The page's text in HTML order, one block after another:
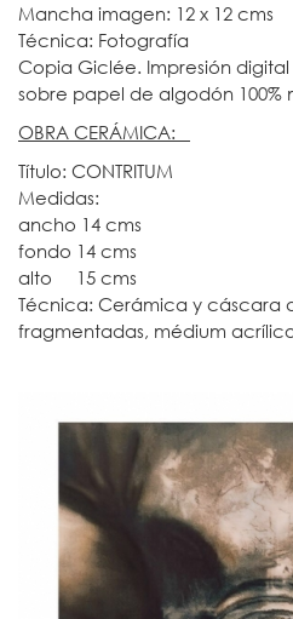
Mancha imagen: 12 x 12 cms
Técnica: Fotografía
Copia Giclée. Impresión
sobre papel de algodón
OBRA CERÁMICA:
Título: CONTRITUM
Medidas:
ancho 14 cms
fondo 14 cms
alto 15 cms
Técnica: Cerámica y cáscara
fragmentadas, médium